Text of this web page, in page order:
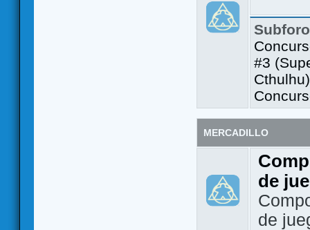
#3
Cthulhu)
MERCADILLO
de
de